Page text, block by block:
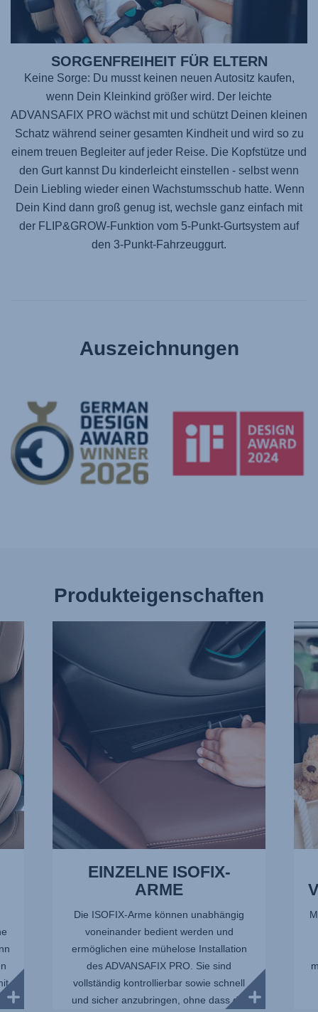
SORGENFREIHEIT FÜR ELTERN
Keine Sorge: Du musst keinen neuen Autositz kaufen,
wenn Dein Kleinkind größer wird. Der leichte
ADVANSAFIX PRO wächst mit und schützt Deinen kleinen
Schatz während seiner gesamten Kindheit und wird so zu
einem treuen Begleiter auf jeder Reise. Die Kopfstütze und
den Gurt kannst Du kinderleicht einstellen - selbst wenn
Dein Liebling wieder einen Wachstumsschub hatte. Wenn
Dein Kind dann groß genug ist, wechsle ganz einfach mit
der FLIP&GROW-Funktion vom 5-Punkt-Gurtsystem auf
den 3-Punkt-Fahrzeuggurt.
Auszeichnungen
Produkteigenschaften
ARME,
13
EINZELNE ISOFIX-
ARME
Die ISOFIX-Arme können unabhängig
voneinander bedient werden und
ermöglichen eine mühelose Installation
des ADVANSAFIX PRO. Sie sind
vollständig kontrollierbar sowie schnell
und sicher anzubringen, ohne dass die
2
von
13